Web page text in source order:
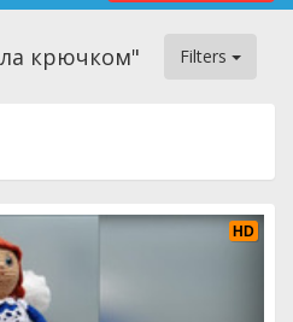
крючком" Filters
HD